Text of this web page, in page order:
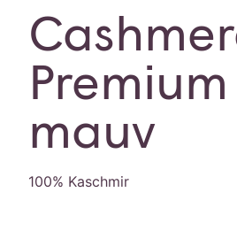
mauv
100% Kaschmir